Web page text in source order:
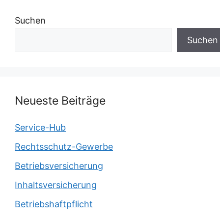
Suchen
Suchen
Neueste Beiträge
Service-Hub
Rechtsschutz-Gewerbe
Betriebsversicherung
Inhaltsversicherung
Betriebshaftpflicht